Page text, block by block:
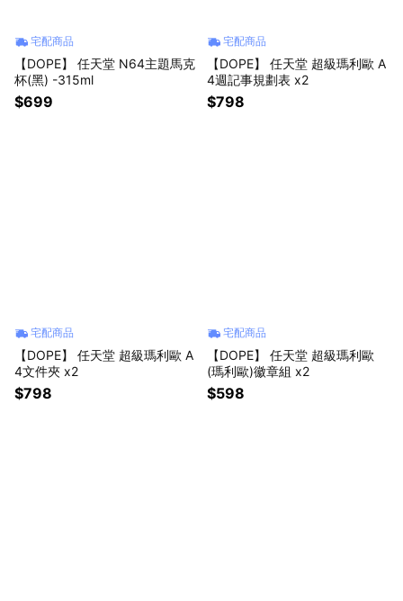
宅配商品
【DOPE】 任天堂 N64主題馬克
杯(黑) -315ml
$699
宅配商品
【DOPE】 任天堂 超級瑪利歐 A
4週記事規劃表 x2
$798
宅配商品
【DOPE】 任天堂 超級瑪利歐 A
4文件夾 x2
$798
宅配商品
【DOPE】 任天堂 超級瑪利歐
(瑪利歐)徽章組 x2
$598